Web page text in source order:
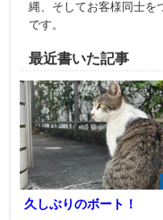
縄、そしてお客様同士を
です。
最近書いた記事
久しぶりのボート！